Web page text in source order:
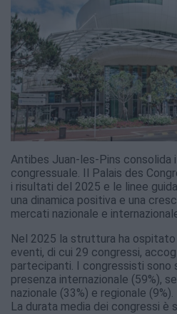
Antibes Juan-les-Pins consolida
congressuale. Il Palais des
i risultati del 2025 e le linee
una dinamica positiva e una
mercati nazionale e
Nel 2025 la struttura ha
eventi, di cui 29 congressi,
partecipanti. I congressisti sono
presenza internazionale (59%),
nazionale (33%) e regionale (9%).
La durata media dei congressi è